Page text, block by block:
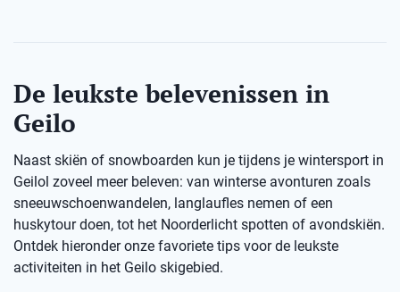
De leukste belevenissen in
Geilo
Naast skiën of snowboarden kun je tijdens je wintersport in
Geilol zoveel meer beleven: van winterse avonturen zoals
sneeuwschoenwandelen, langlaufles nemen of een
huskytour doen, tot het Noorderlicht spotten of avondskiën.
Ontdek hieronder onze favoriete tips voor de leukste
activiteiten in het Geilo skigebied.